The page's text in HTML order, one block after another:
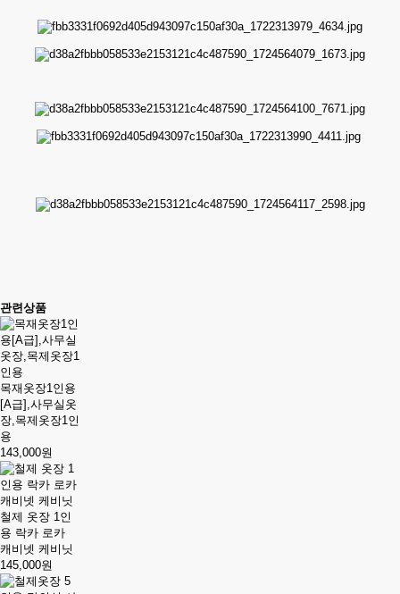
관련상품
목재옷장1인용
[A급],사무실옷
장,목제옷장1인
용
143,000원
철제 옷장 1인
용 락카 로카
캐비넷 케비닛
145,000원